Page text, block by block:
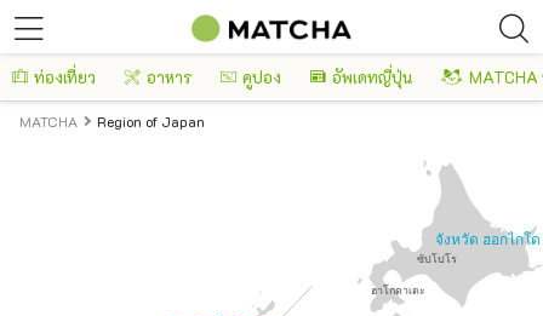
ท่องเที่ยว อาหาร คูปอง อัพเดทญี่ปุ่น
MATCHA Region of Japan
จังหวัด ฮอกไกโด
ซัปโปโร
ฮาโกดาเตะ